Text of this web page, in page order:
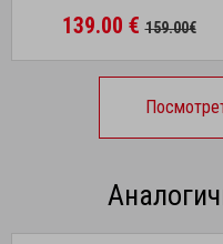
139.00 €159.00€